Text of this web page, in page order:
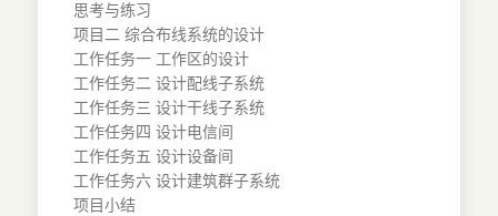
思考与练习
项目二 综合布线系统的设计
工作任务一 工作区的设计
工作任务二 设计配线子系统
工作任务三 设计干线子系统
工作任务四 设计电信间
工作任务五 设计设备间
工作任务六 设计建筑群子系统
项目小结